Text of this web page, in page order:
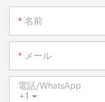
名前
メール
+1
電話/WhatsApp